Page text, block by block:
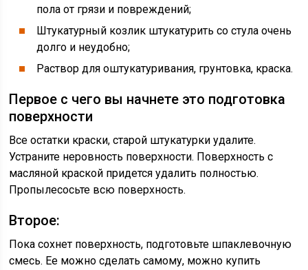
пола от грязи и повреждений;
Штукатурный козлик штукатурить со стула очень
долго и неудобно;
Раствор для оштукатуривания, грунтовка, краска.
Первое с чего вы начнете это подготовка
поверхности
Все остатки краски, старой штукатурки удалите.
Устраните неровность поверхности. Поверхность с
масляной краской придется удалить полностью.
Пропылесосьте всю поверхность.
Второе:
Пока сохнет поверхность, подготовьте шпаклевочную
смесь. Ее можно сделать самому, можно купить